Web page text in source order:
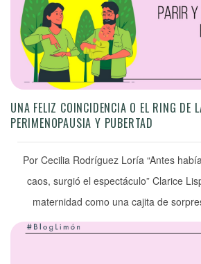
UNA FELIZ COINCIDENCIA O EL RING DE
PERIMENOPAUSIA Y PUBERTAD
Por Cecilia Rodríguez Loría “Antes
caos, surgió el espectáculo” Clarice
maternidad como una cajita de
acaban. Empieza recién pariste